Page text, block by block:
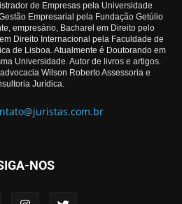
de Empresas pela Universidade
Empresarial pela Fundação Getúlio
empresário, Bacharel em Direito pelo
Direito Internacional pela Faculdade de
de Lisboa. Atualmente é Doutorando em
Universidade. Autor de livros e artigos.
Wilson Roberto Assessoria e
Jurídica.
NOS